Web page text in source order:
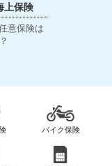
上保険
意保険は
バイク保険